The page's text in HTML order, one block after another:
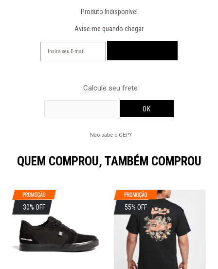
Produto Indisponível
Avise-me quando chegar
Calcule seu frete
Não sabe o CEP?
QUEM COMPROU, TAMBÉM COMPROU
30% OFF 55% OFF